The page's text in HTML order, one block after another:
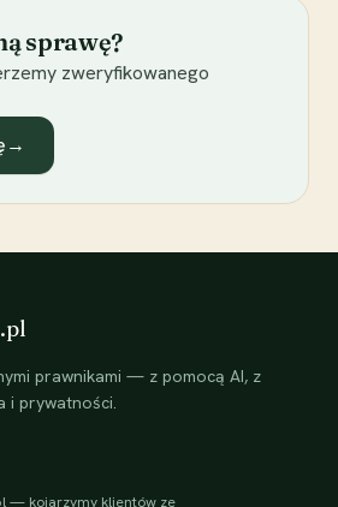
sprawę?
zweryfikowanego
→
.pl
prawnikami — z pomocą AI, z
i prywatności.
— kojarzymy klientów ze